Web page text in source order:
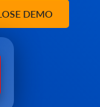
DEMO